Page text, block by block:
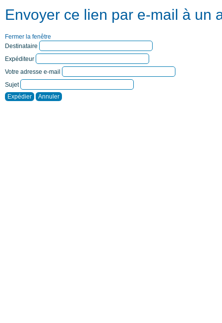
Envoyer ce lien par e-mail à un
Fermer la fenêtre
Destinataire
Expéditeur
Votre adresse e-mail
Sujet
Expédier
Annuler